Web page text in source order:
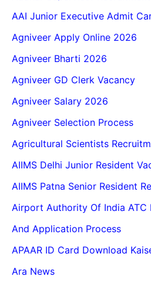
AAI Junior Executive Admit
Agniveer Apply Online 2026
Agniveer Bharti 2026
Agniveer GD Clerk Vacancy
Agniveer Salary 2026
Agniveer Selection Process
Agricultural Scientists
AIIMS Delhi Junior Resident
AIIMS Patna Senior Resident
Airport Authority Of India ATC
And Application Process
APAAR ID Card Download
Ara News